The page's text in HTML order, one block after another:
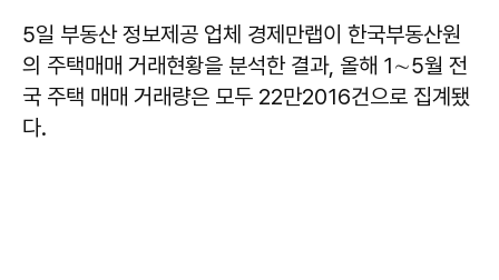
5일 부동산 정보제공 업체 경제만랩이 한국부동산원
의 주택매매 거래현황을 분석한 결과, 올해 1∼5월 전
국 주택 매매 거래량은 모두 22만2016건으로 집계됐
다.